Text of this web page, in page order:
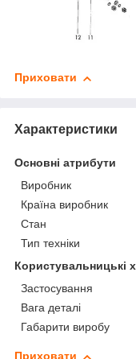
Приховати
Характеристики
Основні атрибути
Виробник
Країна виробник
Стан
Тип техніки
Користувальницькі
Застосування
Вага деталі
Габарити виробу
Приховати